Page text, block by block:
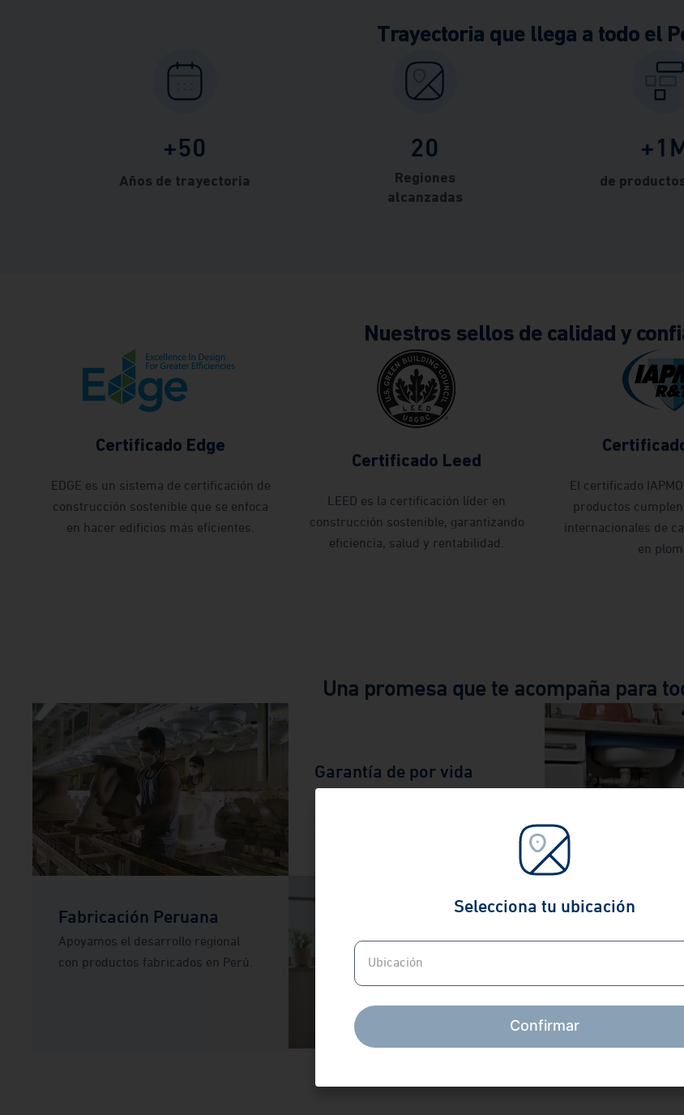
Trayectoria que llega a todo el
+50
Años de trayectoria
20
Regiones
alcanzadas
de
Nuestros sellos de calidad y
Certificado Edge
EDGE es un sistema de certificación de
construcción sostenible que se enfoca
en hacer edificios más eficientes.
Certificado Leed
LEED es la certificación líder en
construcción sostenible, garantizando
eficiencia, salud y rentabilidad.
El certificado
productos
internacionales de
en
Una promesa que te acompaña para
Fabricación Peruana
Apoyamos el desarrollo regional
con productos fabricados en Perú.
Garantía de por vida
Certificado
El certificado
los productos
estándares
calidad y seguridad
Selecciona tu ubicación
Ubicación
Confirmar